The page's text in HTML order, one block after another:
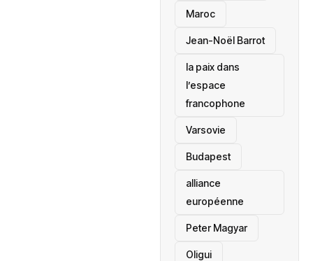
Maroc
Jean-Noël Barrot
la paix dans
l’espace
francophone
‎Varsovie
Budapest
alliance
européenne
Peter Magyar
Oligui